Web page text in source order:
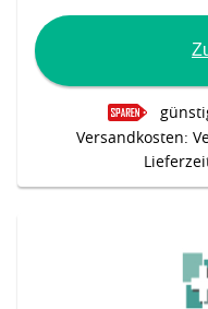
Versandkosten: